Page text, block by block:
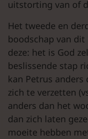
uitstorting van of
Het tweede en
boodschap van
deze: het is God
beslissende stap
kan Petrus
zich te verzetten
anders dan het
dan zich laten
moeite hebben